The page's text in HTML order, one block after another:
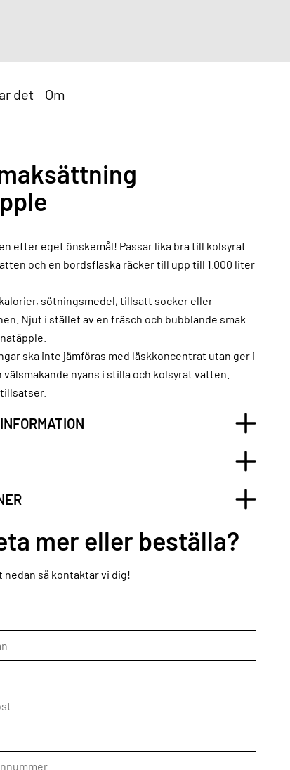
det Om
efter eget önskemål! Passar lika bra till kolsyrat
och en bordsflaska räcker till upp till 1.000 liter
sötningsmedel, tillsatt socker eller
Njut i stället av en fräsch och bubblande smak
ska inte jämföras med läskkoncentrat utan ger i
nyans i stilla och kolsyrat vatten.
mer eller beställa?
nedan så kontaktar vi dig!